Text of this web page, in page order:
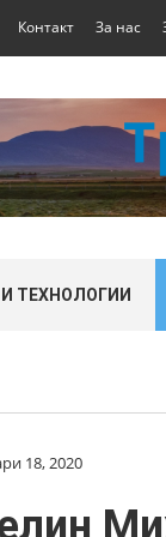
Контакт За нас
И ТЕХНОЛОГИИ
18, 2020